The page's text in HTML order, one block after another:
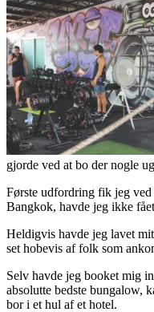
gjorde ved at bo der nogle
Første udfordring fik jeg
Bangkok, havde jeg ikke
Heldigvis havde jeg lavet
set hobevis af folk som
Selv havde jeg booket mig
absolutte bedste bungalow,
bor i et hul af et hotel.